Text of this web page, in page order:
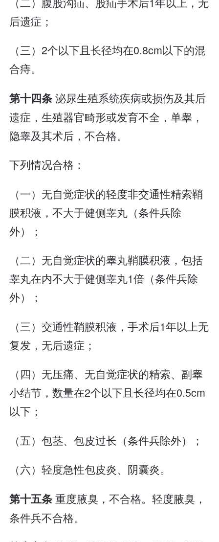
后遗症；
（三）2个以下且长径均在0.8cm以下的混
合痔。
第十四条泌尿生殖系统疾病或损伤及其后
遗症，生殖器官畸形或发育不全，单睾，
隐睾及其术后，不合格。
下列情况合格：
（一）无自觉症状的轻度非交通性精索鞘
膜积液，不大于健侧睾丸（条件兵除
外）；
（二）无自觉症状的睾丸鞘膜积液，包括
睾丸在内不大于健侧睾丸1倍（条件兵除
外）；
（三）交通性鞘膜积液，手术后1年以上无
复发，无后遗症；
（四）无压痛、无自觉症状的精索、副睾
小结节，数量在2个以下且长径均在0.5cm
以下；
（五）包茎、包皮过长（条件兵除外）；
（六）轻度急性包皮炎、阴囊炎。
第十五条重度腋臭，不合格。轻度腋臭，
条件兵不合格。